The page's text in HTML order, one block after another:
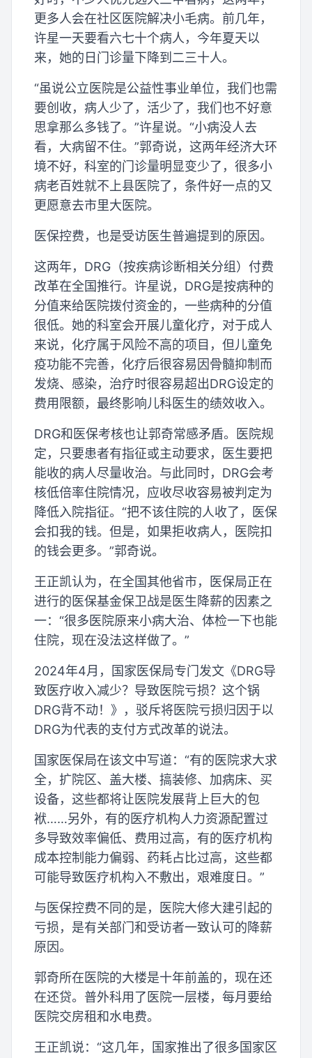
更多人会在社区医院解决小毛病。前几年，
许星一天要看六七十个病人，今年夏天以
来，她的日门诊量下降到二三十人。
“虽说公立医院是公益性事业单位，我们也需
要创收，病人少了，活少了，我们也不好意
思拿那么多钱了。”许星说。“小病没人去
看，大病留不住。”郭奇说，这两年经济大环
境不好，科室的门诊量明显变少了，很多小
病老百姓就不上县医院了，条件好一点的又
更愿意去市里大医院。
医保控费，也是受访医生普遍提到的原因。
这两年，DRG（按疾病诊断相关分组）付费
改革在全国推行。许星说，DRG是按病种的
分值来给医院拨付资金的，一些病种的分值
很低。她的科室会开展儿童化疗，对于成人
来说，化疗属于风险不高的项目，但儿童免
疫功能不完善，化疗后很容易因骨髓抑制而
发烧、感染，治疗时很容易超出DRG设定的
费用限额，最终影响儿科医生的绩效收入。
DRG和医保考核也让郭奇常感矛盾。医院规
定，只要患者有指征或主动要求，医生要把
能收的病人尽量收治。与此同时，DRG会考
核低倍率住院情况，应收尽收容易被判定为
降低入院指征。“把不该住院的人收了，医保
会扣我的钱。但是，如果拒收病人，医院扣
的钱会更多。”郭奇说。
王正凯认为，在全国其他省市，医保局正在
进行的医保基金保卫战是医生降薪的因素之
一：“很多医院原来小病大治、体检一下也能
住院，现在没法这样做了。”
2024年4月，国家医保局专门发文《DRG导
致医疗收入减少？导致医院亏损？这个锅
DRG背不动！》，驳斥将医院亏损归因于以
DRG为代表的支付方式改革的说法。
国家医保局在该文中写道：“有的医院求大求
全，扩院区、盖大楼、搞装修、加病床、买
设备，这些都将让医院发展背上巨大的包
袱……另外，有的医疗机构人力资源配置过
多导致效率偏低、费用过高，有的医疗机构
成本控制能力偏弱、药耗占比过高，这些都
可能导致医疗机构入不敷出，艰难度日。”
与医保控费不同的是，医院大修大建引起的
亏损，是有关部门和受访者一致认可的降薪
原因。
郭奇所在医院的大楼是十年前盖的，现在还
在还贷。普外科用了医院一层楼，每月要给
医院交房租和水电费。
王正凯说：“这几年，国家推出了很多国家区